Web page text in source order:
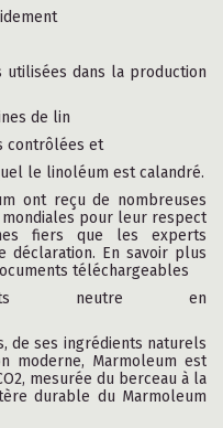
dans la production
de lin
contrôlées et
le linoléum est calandré.
ont reçu de nombreuses
pour leur respect
fiers que les experts
déclaration. En savoir plus
téléchargeables
neutre en
de ses ingrédients naturels
moderne, Marmoleum est
mesurée du berceau à la
durable du Marmoleum